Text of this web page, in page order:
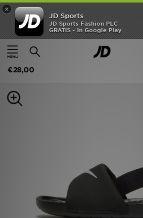
×
JD Sports
JD Sports Fashion PLC
GRATIS - In Google Play
Thuis
Kids Babyschoenen (Maten 16-27)
Nike Kawa Slippers Baby's
€28,00
Home
Offers
Dames